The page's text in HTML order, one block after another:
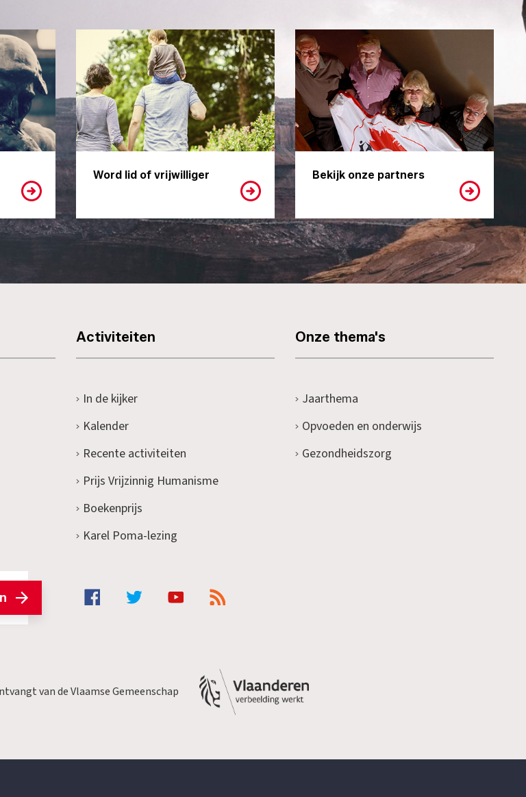
Word lid of vrijwilliger Bekijk onze partners
Activiteiten
In de kijker
Kalender
Recente activiteiten
Prijs Vrijzinnig Humanisme
Boekenprijs
Karel Poma-lezing
Onze thema's
Jaarthema
Opvoeden en onderwijs
Gezondheidszorg
van de Vlaamse Gemeenschap